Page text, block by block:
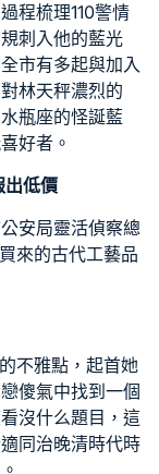
程梳理110警情
刺入他的藍光
市有多起與加入
林天秤濃烈的
瓶座的怪誕藍
好者。
出低價
安局靈活偵察總
來的古代工藝品
不雅點，起首她
傻氣中找到一個
沒什么題目，這
同治晚清時代時